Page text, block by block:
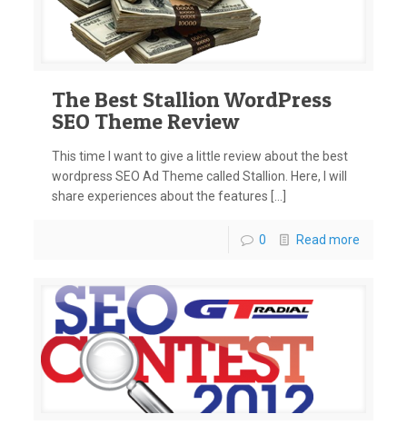
The Best Stallion WordPress
SEO Theme Review
This time I want to give a little review about the best
wordpress SEO Ad Theme called Stallion. Here, I will
share experiences about the features […]
0 Read more